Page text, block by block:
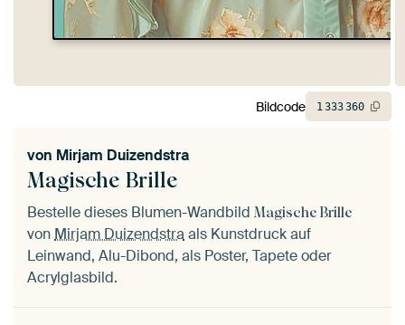
Magische Brille
von Mirjam Duizendstra
Bestelle dieses Blumen-Wandbild Magische Brille
vonMirjam Duizendstraals Kunstdruck auf
Leinwand, Alu-Dibond, als Poster, Tapete oder
Acrylglasbild.
Bildcode 1333360